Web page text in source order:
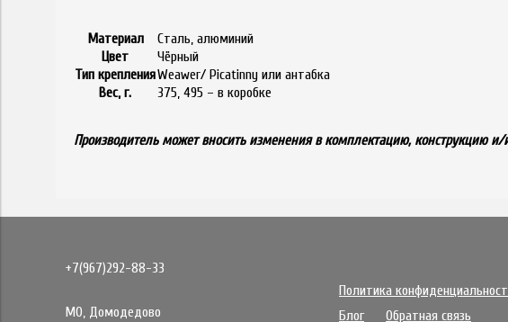
Материал
Сталь, алюминий
Цвет
Чёрный
Тип крепленияWeawer/ Picatinny или антабка
Вес, г.
375, 495 – в коробке
Производитель может вносить изменения в комплектацию, конструкцию
+7(967)292-88-33
МО, Домодедово
Политика
Блог
Обратная связь